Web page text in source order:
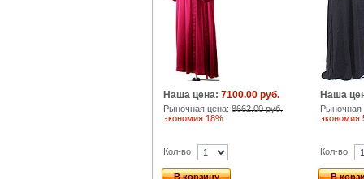
Наша цена: 7100.00 руб.
Рыночная цена: 8662.00 руб.
экономия 18%
Наша
экономия
Кол-во
В корзину
Кол-во
В